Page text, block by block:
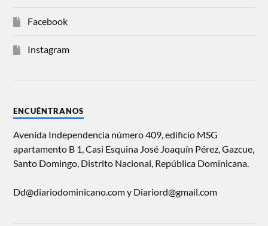
Facebook
Instagram
ENCUÉNTRANOS
Avenida Independencia número 409, edificio MSG
apartamento B 1, Casi Esquina José Joaquín Pérez, Gazcue,
Santo Domingo, Distrito Nacional, República Dominicana.
Dd@diariodominicano.com y Diariord@gmail.com